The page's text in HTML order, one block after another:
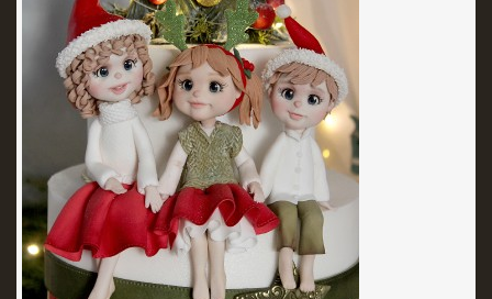
KURZY - ŠKOLENIA
Torty od Lorny
Prievidza
0911494673